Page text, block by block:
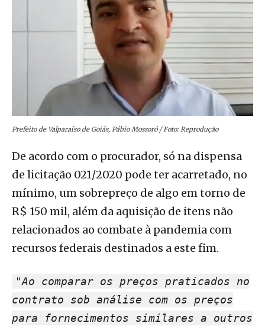
Prefeito de Valparaíso de Goiás, Pábio Mossoró / Foto: Reprodução
De acordo com o procurador, só na dispensa
de licitação 021/2020 pode ter acarretado, no
mínimo, um sobrepreço de algo em torno de
R$ 150 mil, além da aquisição de itens não
relacionados ao combate à pandemia com
recursos federais destinados a este fim.
"Ao comparar os preços praticados no
contrato sob análise com os preços
para fornecimentos similares a outros